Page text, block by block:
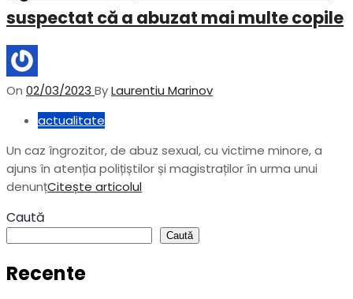
suspectat că a abuzat mai multe copile
On 02/03/2023 ByLaurentiu Marinov
actualitate
Un caz îngrozitor, de abuz sexual, cu victime minore, a
ajuns în atenția polițiștilor și magistraților în urma unui
denunțCitește articolul
Caută
Caută
Recente